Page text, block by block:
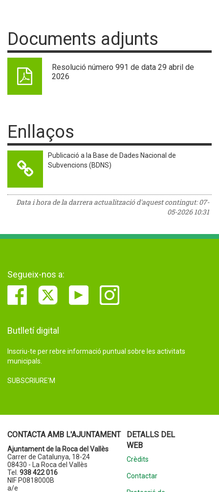
Documents adjunts
Resolució número 991 de data 29 abril de
2026
Enllaços
Publicació a la Base de Dades Nacional de
Subvencions (BDNS)
Data i hora de la darrera actualització d'aquest contingut:07-
05-2026 10:31
Segueix-nos a:
Butlletí digital
Inscriu-te per rebre informació puntual sobre les activitats
municipals.
SUBSCRIURE'M
CONTACTA AMB L'AJUNTAMENT
Ajuntament de la Roca del Vallès
Carrer de Catalunya, 18-24
08430 - La Roca del Vallès
Tel. 938 422 016
NIF P0818000B
a/e
DETALLS DEL
WEB
Crèdits
Contactar